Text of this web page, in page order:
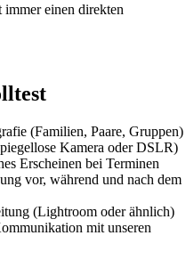
immer einen direkten
(Familien, Paare, Gruppen)
Kamera oder DSLR)
Erscheinen bei Terminen
vor, während und nach dem
(Lightroom oder ähnlich)
mit unseren